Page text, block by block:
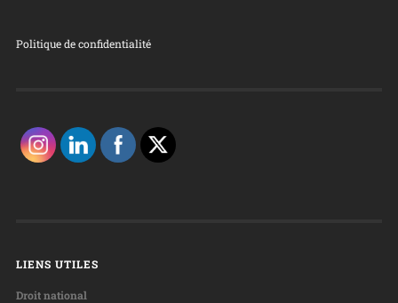
Politique de confidentialité
LIENS UTILES
Droit national